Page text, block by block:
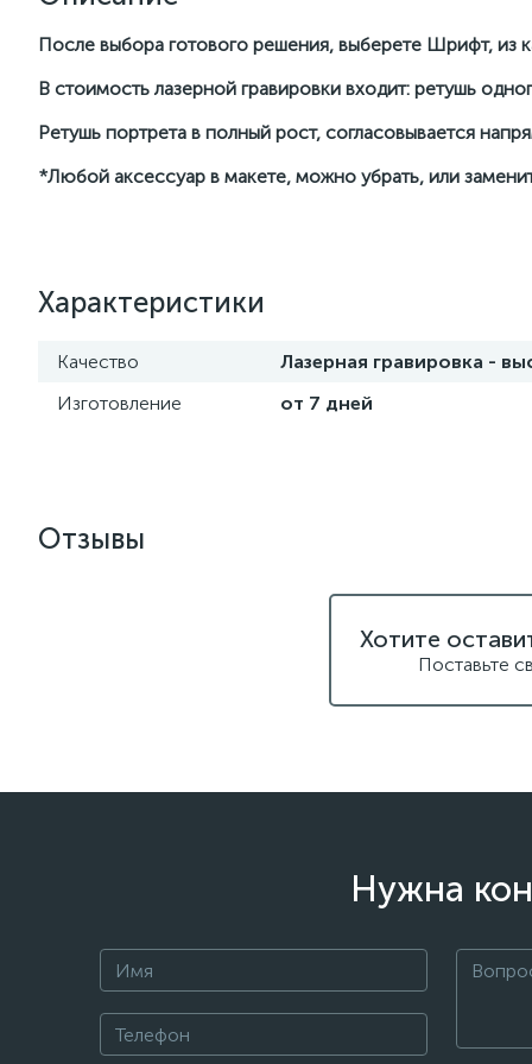
После выбора готового решения, выберете Шрифт, из
В стоимость лазерной гравировки входит: ретушь
Ретушь портрета в полный рост, согласовывается
*Любой аксессуар в макете, можно убрать, или
Характеристики
Качество
Лазерная гравировка -
Изготовление
от 7 дней
Отзывы
Хотите
Поставьте
Нужна